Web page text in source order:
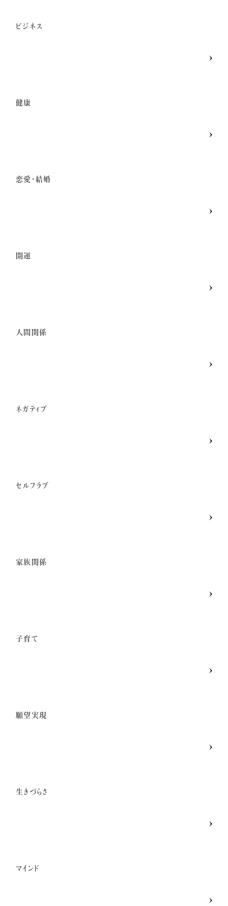
ビジネス
健康
恋愛・結婚
開運
人間関係
ネガティブ
セルフラブ
家族関係
子育て
願望実現
生きづらさ
マインド